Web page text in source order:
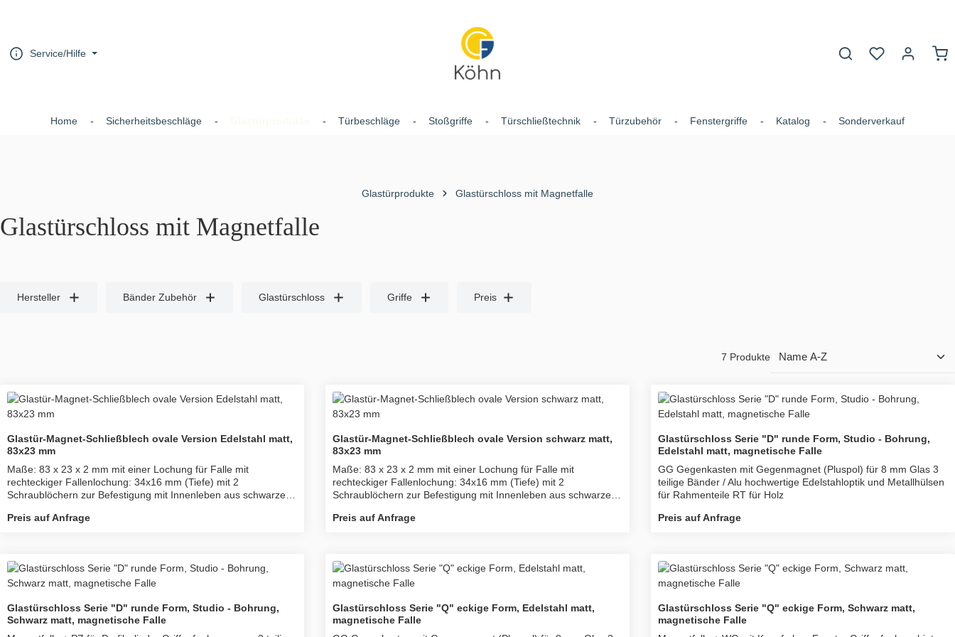
Service/Hilfe
Du hast 0
Home Sicherheitsbeschläge Türbeschläge Stoßgriffe Türschließtechnik Türzubehör Fenstergriffe Katalog Sonderverkauf
Glastürprodukte Glastürschloss mit Magnetfalle
Glastürschloss mit Magnetfalle
Hersteller Bänder Zubehör Glastürschloss Griffe Preis
7 Produkte
Glastür-Magnet-Schließblech ovale Version Edelstahl matt,
83x23 mm
Maße: 83 x 23 x 2 mm mit einer Lochung für Falle mit
rechteckiger Fallenlochung: 34x16 mm (Tiefe) mit 2
Schraublöchern zur Befestigung mit Innenleben aus schwarzem
Preis auf Anfrage
Glastür-Magnet-Schließblech ovale Version schwarz matt,
83x23 mm
Maße: 83 x 23 x 2 mm mit einer Lochung für Falle mit
rechteckiger Fallenlochung: 34x16 mm (Tiefe) mit 2
Schraublöchern zur Befestigung mit Innenleben aus schwarzem
Preis auf Anfrage
Glastürschloss Serie "D" runde Form, Studio - Bohrung,
Edelstahl matt, magnetische Falle
GG Gegenkasten mit Gegenmagnet (Pluspol) für 8 mm Glas 3
teilige Bänder / Alu hochwertige Edelstahloptik und Metallhülsen
Preis auf Anfrage
Glastürschloss Serie "D" runde Form, Studio - Bohrung,
Schwarz matt, magnetische Falle
Glastürschloss Serie "Q" eckige Form, Edelstahl matt,
magnetische Falle
Glastürschloss Serie "Q" eckige Form, Schwarz matt,
magnetische Falle